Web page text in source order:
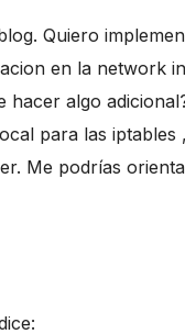
Quiero
en la network
hacer algo
para las
Me podrías